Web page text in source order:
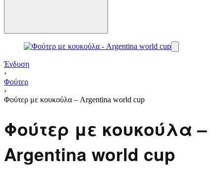
Ένδυση
›
Φούτερ
›
Φούτερ με κουκούλα – Argentina world cup
Φούτερ με κουκούλα –
Argentina world cup